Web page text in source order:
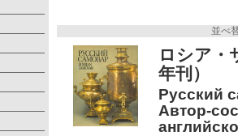
並べ
ロシア
年刊）
Русский
Автор-